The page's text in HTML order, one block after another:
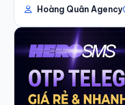
Hoàng Quân Agency